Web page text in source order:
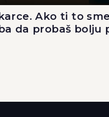
Ako ti to
da probaš bolju